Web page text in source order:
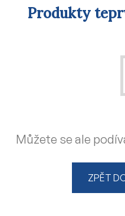
Produkty
Můžete se ale
ZPĚT